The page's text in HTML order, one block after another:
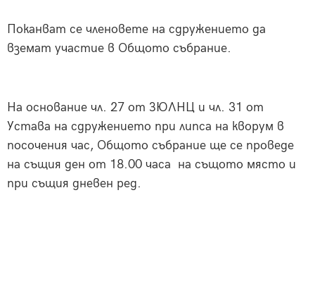
Поканват се членовете на сдружението да
вземат участие в Общото събрание.
На основание чл. 27 от ЗЮЛНЦ и чл. 31 от
Устава на сдружението при липса на кворум в
посочения час, Общото събрание ще се проведе
на същия ден от 18.00 часа на същото място и
при същия дневен ред.